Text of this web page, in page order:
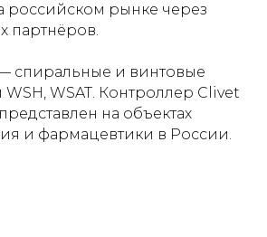
российском рынке через
партнёров.
спиральные и винтовые
WSAT. Контроллер Clivet
на объектах
и фармацевтики в России.